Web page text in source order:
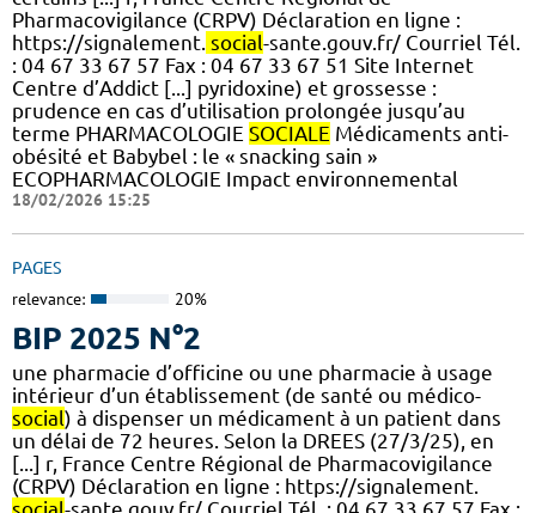
Pharmacovigilance (CRPV) Déclaration en ligne :
https://signalement. social-sante.gouv.fr/ Courriel Tél.
: 04 67 33 67 57 Fax : 04 67 33 67 51 Site Internet
Centre d’Addict [...] pyridoxine) et grossesse :
prudence en cas d’utilisation prolongée jusqu’au
terme PHARMACOLOGIE SOCIALE Médicaments anti-
obésité et Babybel : le « snacking sain »
ECOPHARMACOLOGIE Impact environnemental
18/02/2026 15:25
PAGES
relevance: 20%
BIP 2025 N°2
une pharmacie d’officine ou une pharmacie à usage
intérieur d’un établissement (de santé ou médico-
social) à dispenser un médicament à un patient dans
un délai de 72 heures. Selon la DREES (27/3/25), en
[...] r, France Centre Régional de Pharmacovigilance
(CRPV) Déclaration en ligne : https://signalement.